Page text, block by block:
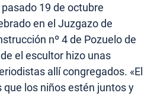
19 de octubre
en el Juzgazo de
nº 4 de Pozuelo de
el escultor hizo unas
allí congregados. «El
que los niños estén juntos y